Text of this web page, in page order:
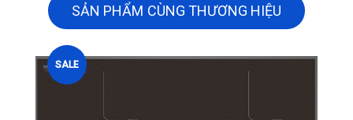
SẢN PHẨM CÙNG THƯƠNG HIỆU
SALE